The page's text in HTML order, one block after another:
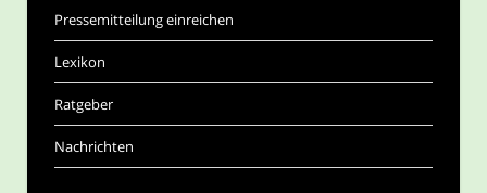
Pressemitteilung einreichen
Lexikon
Ratgeber
Nachrichten